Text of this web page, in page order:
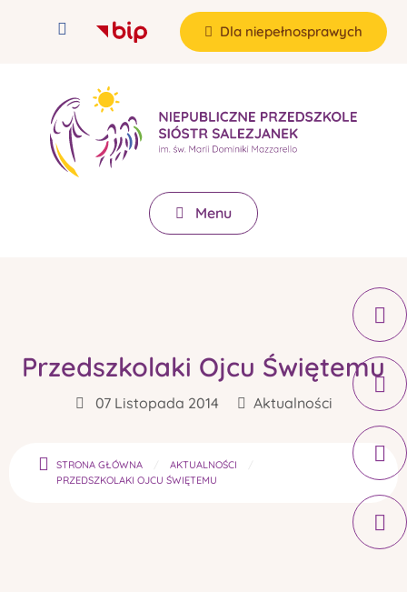
Dla niepełnosprawych
Menu
Przedszkolaki Ojcu Świętemu
07 Listopada 2014 Aktualności
STRONA GŁÓWNA
AKTUALNOŚCI
PRZEDSZKOLAKI OJCU ŚWIĘTEMU